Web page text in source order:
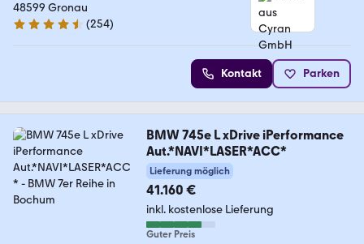
48599 Gronau
4.6 Sterne
(254)
Kontakt Parken
BMW 745e L xDrive iPerformance
Aut.*NAVI*LASER*ACC*
Lieferung möglich
41.160 €
inkl. kostenlose Lieferung
Guter Preis